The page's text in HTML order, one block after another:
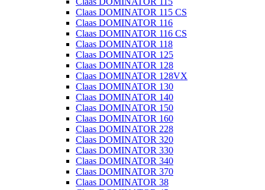
Claas DOMINATOR 115 CS
Claas DOMINATOR 116
Claas DOMINATOR 116 CS
Claas DOMINATOR 118
Claas DOMINATOR 125
Claas DOMINATOR 128
Claas DOMINATOR 128VX
Claas DOMINATOR 130
Claas DOMINATOR 140
Claas DOMINATOR 150
Claas DOMINATOR 160
Claas DOMINATOR 228
Claas DOMINATOR 320
Claas DOMINATOR 330
Claas DOMINATOR 340
Claas DOMINATOR 370
Claas DOMINATOR 38